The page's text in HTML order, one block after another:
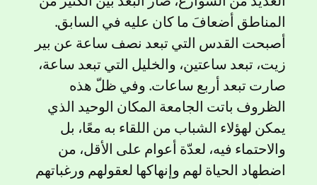
المناطق أضعافَ ما كان عليه في السابق.
أصبحت القدس التي تبعد نصف ساعة عن بير
زيت، تبعد ساعتين، والخليل التي تبعد ساعة،
صارت تبعد أربع ساعات. وفي ظلّ هذه
الظروف باتت الجامعة المكان الوحيد الذي
يمكن لهؤلاء الشباب من اللقاء به معًا، بل
والاحتماء فيه، لعدّة أعوام على الأقل، من
اضطهاد الحياة لهم وإنهاكها لعقولهم ورغباتهم